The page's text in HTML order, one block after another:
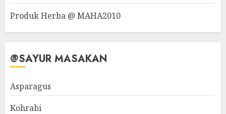
Produk Herba @ MAHA2010
@SAYUR MASAKAN
Asparagus
Kohrabi